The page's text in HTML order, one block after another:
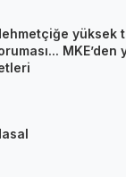
yüksek
MKE’den